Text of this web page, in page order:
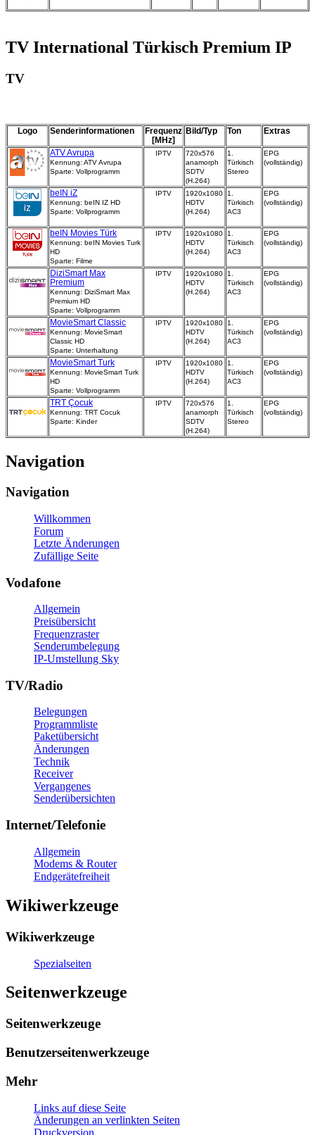
TV International Türkisch Premium IP
TV
Logo Senderinformationen
Frequenz
[MHz]
Bild/Typ Ton Extras
ATV Avrupa
Kennung: ATV Avrupa
Sparte: Vollprogramm
IPTV
720x576
anamorph
SDTV
(H.264)
1.
Türkisch
Stereo
EPG
(vollständig)
beIN iZ
Kennung: beIN IZ HD
Sparte: Vollprogramm
IPTV
1920x1080
HDTV
(H.264)
1.
Türkisch
AC3
EPG
(vollständig)
beIN Movies Türk
Kennung: beIN Movies Turk
HD
Sparte: Filme
IPTV
1920x1080
HDTV
(H.264)
1.
Türkisch
AC3
EPG
(vollständig)
DiziSmart Max
Premium
Kennung: DiziSmart Max
Premium HD
Sparte: Vollprogramm
IPTV
1920x1080
HDTV
(H.264)
1.
Türkisch
AC3
EPG
(vollständig)
MovieSmart Classic
Kennung: MovieSmart
Classic HD
Sparte: Unterhaltung
IPTV
1920x1080
HDTV
(H.264)
1.
Türkisch
AC3
EPG
(vollständig)
MovieSmart Turk
Kennung: MovieSmart Turk
HD
Sparte: Vollprogramm
IPTV
1920x1080
HDTV
(H.264)
1.
Türkisch
AC3
EPG
(vollständig)
TRT Çocuk
Kennung: TRT Cocuk
Sparte: Kinder
IPTV
720x576
anamorph
SDTV
(H.264)
1.
Türkisch
Stereo
EPG
(vollständig)
Navigation
Navigation
Willkommen
Forum
Letzte Änderungen
Zufällige Seite
Vodafone
Allgemein
Preisübersicht
Frequenzraster
Senderumbelegung
IP-Umstellung Sky
TV/Radio
Belegungen
Programmliste
Paketübersicht
Änderungen
Technik
Receiver
Vergangenes
Senderübersichten
Internet/Telefonie
Allgemein
Modems & Router
Endgerätefreiheit
Wikiwerkzeuge
Wikiwerkzeuge
Spezialseiten
Seitenwerkzeuge
Seitenwerkzeuge
Benutzerseitenwerkzeuge
Mehr
Links auf diese Seite
Änderungen an verlinkten Seiten
Druckversion